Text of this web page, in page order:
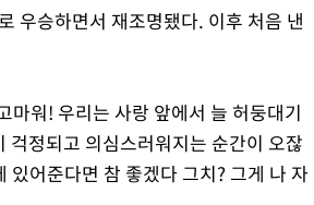
우승하면서 재조명됐다. 이후 처음 낸
워! 우리는 사랑 앞에서 늘 허둥대기
정되고 의심스러워지는 순간이 오잖
어준다면 참 좋겠다 그치? 그게 나 자